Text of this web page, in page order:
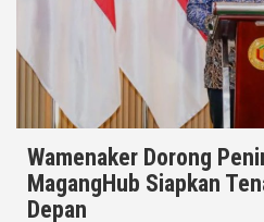
Wamenaker Dorong
MagangHub Siapkan
Depan